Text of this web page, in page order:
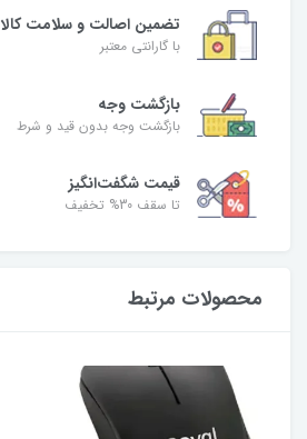
تضمین اصالت و سلامت کالا
با گارانتی معتبر
بازگشت وجه
بازگشت وجه بدون قید و شرط
قیمت شگفت‌انگیز
تا سقف 30% تخفیف
محصولات مرتبط